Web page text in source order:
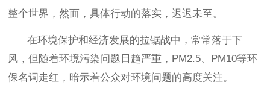
整个世界，然而，具体行动的落实，迟迟未至。
在环境保护和经济发展的拉锯战中，常常落于下
风 ，但随着环境污染问题日趋严重， PM2.5、PM10等环
保名词走红，暗示着公众对环境问题的高度关注。